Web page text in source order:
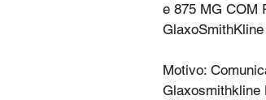
e 875 MG COM
Motivo:
Glaxosmithkline